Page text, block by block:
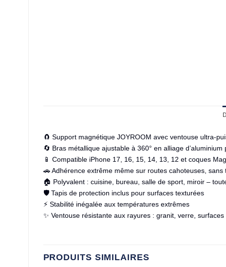
🧲 Support magnétique JOYROOM avec ventouse ultra-
🔄 Bras métallique ajustable à 360° en alliage
📱 Compatible iPhone 17, 16, 15, 14, 13, 12 et coques
🚗 Adhérence extrême même sur routes cahoteuses, sans
🏠 Polyvalent : cuisine, bureau, salle de sport, miroir –
🛡️ Tapis de protection inclus pour surfaces texturées
⚡ Stabilité inégalée aux températures extrêmes
✨ Ventouse résistante aux rayures : granit, verre, surfaces
PRODUITS SIMILAIRES